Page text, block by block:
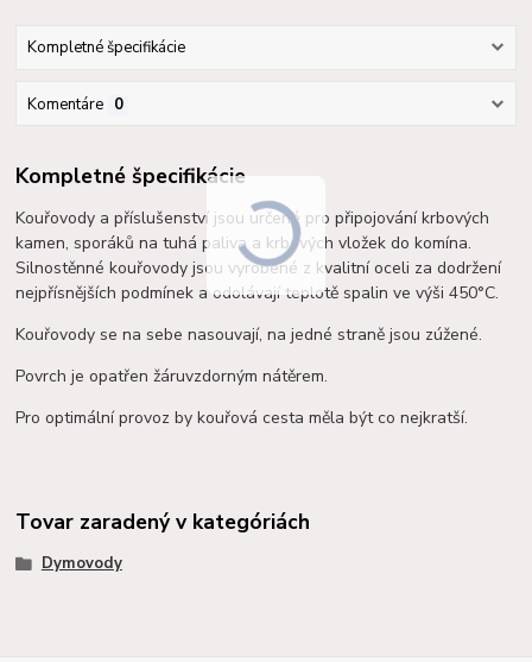
Kompletné špecifikácie
Komentáre 0
Kompletné špecifikácie
Kouřovody a příslušenství jsou určené pro připojování krbových
kamen, sporáků na tuhá paliva a krbových vložek do komína.
Silnostěnné kouřovody jsou vyrobené z kvalitní oceli za dodržení
nejpřísnějších podmínek a odolávají teplotě spalin ve výši 450°C.
Kouřovody se na sebe nasouvají, na jedné straně jsou zúžené.
Povrch je opatřen žáruvzdorným nátěrem.
Pro optimální provoz by kouřová cesta měla být co nejkratší.
Tovar zaradený v kategóriách
Dymovody